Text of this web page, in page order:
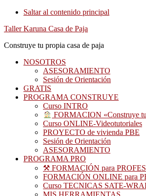
Saltar al contenido principal
Taller Karuna Casa de Paja
Construye tu propia casa de paja
NOSOTROS
ASESORAMIENTO
Sesión de Orientación
GRATIS
PROGRAMA CONSTRUYE
Curso INTRO
FORMACION «Construye
Curso ONLINE-Videotutoriales
PROYECTO de vivienda PBE
Sesión de Orientación
ASESORAMIENTO
PROGRAMA PRO
⚒ FORMACIÓN para
FORMACIÓN ONLINE para
Curso TECNICAS SATE-